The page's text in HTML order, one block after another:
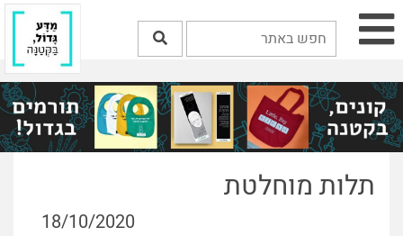
תלות מוחלטת
18/10/2020